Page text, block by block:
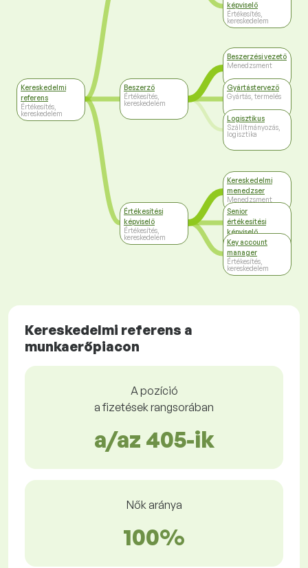
Kereskedelmi
referens
Értékesítés,
kereskedelem
Beszerző
Értékesítés,
kereskedelem
Értékesítési
képviselő
Értékesítés,
kereskedelem
képviselő
Értékesítés,
kereskedelem
Beszerzési vezető
Menedzsment
Gyártástervező
Gyártás, termelés
Logisztikus
Szállítmányozás,
logisztika
Kereskedelmi
menedzser
Menedzsment
Senior
értékesítési
képviselő
Értékesítés,
kereskedelem
Key account
manager
Értékesítés,
kereskedelem
Kereskedelmi referens a
munkaerőpiacon
A pozíció
a fizetések rangsorában
a/az 405-ik
Nők aránya
100%